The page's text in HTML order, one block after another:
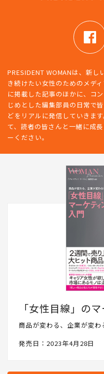
PRESIDENT WOMANは、新
き続けたい女性のためのメデ
に掲載した記事のほかに、コ
じめとした編集部員の日常で
どをリアルに発信していきま
て、読者の皆さんと一緒に成
ーください。
「女性目線」の
商品が変わる、企業が変わ
発売日：2023年4月28日